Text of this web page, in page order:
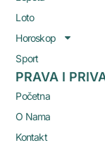
Loto
Horoskop
Sport
PRAVA I
Početna
O Nama
Kontakt